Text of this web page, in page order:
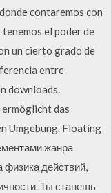
contaremos con
el poder de
un cierto grado de
entre
downloads.
das
Umgebung. Floating
жанра
действий,
Ты станешь